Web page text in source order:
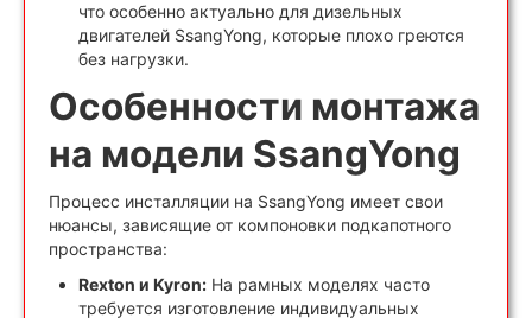
что особенно актуально для дизельных
двигателей SsangYong, которые плохо греются
без нагрузки.
Особенности монтажа
на модели SsangYong
Процесс инсталляции на SsangYong имеет свои
нюансы, зависящие от компоновки подкапотного
пространства:
Rexton и Kyron: На рамных моделях часто
требуется изготовление индивидуальных